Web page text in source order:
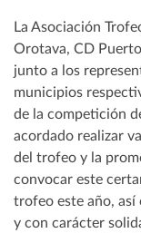
La Asociación
Orotava, CD
junto a los
municipios
de la competición
acordado realizar
del trofeo y la
convocar este
trofeo este año, así
y con carácter